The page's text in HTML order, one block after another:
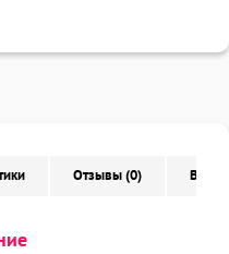
Отзывы (0)